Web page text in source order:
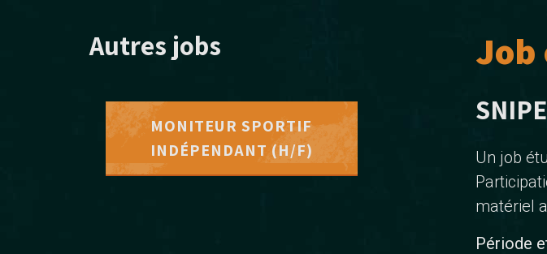
Autres jobs
MONITEUR SPORTIF
INDÉPENDANT (H/F)
Job
Un job
matériel
Période